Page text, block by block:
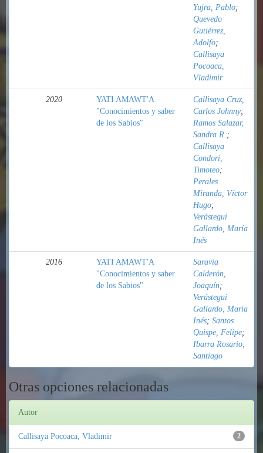
Yujra, Pablo;
Quevedo
Gutiérrez,
Adolfo;
Callisaya
Pocoaca,
Vladimir
2020
YATI AMAWT'A
"Conocimientos y saber
de los Sabios"
Callisaya Cruz,
Carlos Johnny;
Ramos Salazar,
Sandra R. ;
Callisaya
Condori,
Timoteo;
Perales
Miranda, Víctor
Hugo;
Verástegui
Gallardo, María
Inés
2016
YATI AMAWT'A
"Conocimientos y saber
de los Sabios"
Saravia
Calderón,
Joaquín;
Verástegui
Gallardo, María
Inés; Santos
Quispe, Felipe;
Ibarra Rosario,
Santiago
Otras opciones relacionadas
Autor
2
Callisaya Pocoaca, Vladimir